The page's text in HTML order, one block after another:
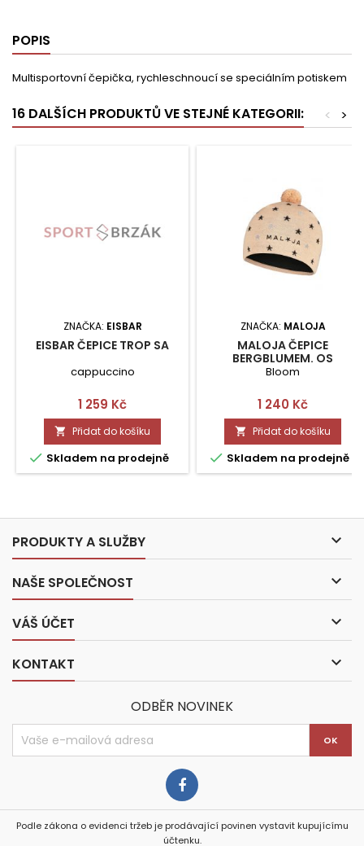
POPIS
Multisportovní čepička, rychleschnoucí se speciálním potiskem
16 DALŠÍCH PRODUKTŮ VE STEJNÉ KATEGORII: >
<
ZNAČKA: EISBAR
EISBAR ČEPICE TROP SA
cappuccino
Cena
1 259 Kč
 Přidat do košíku
 Skladem na prodejně
ZNAČKA: MALOJA
MALOJA ČEPICE
BERGBLUMEM. OS
Bloom
Cena
1 240 Kč
 Přidat do košíku
 Skladem na prodejně
PRODUKTY A SLUŽBY 
NAŠE SPOLEČNOST 
VÁŠ ÚČET 
KONTAKT 
ODBĚR NOVINEK
Podle zákona o evidenci tržeb je prodávající povinen vystavit kupujícímu
účtenku.